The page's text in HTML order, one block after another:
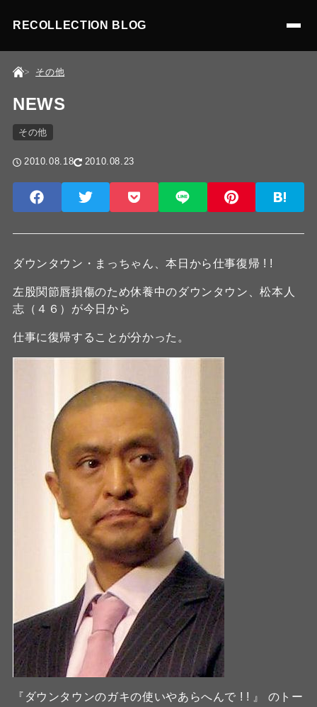
RECOLLECTION BLOG
その他
NEWS
その他
2010.08.18 2010.08.23
ダウンタウン・まっちゃん、本日から仕事復帰 ! !
左股関節唇損傷のため休養中のダウンタウン、松本人
志（４６）が今日から
仕事に復帰することが分かった。
『ダウンタウンのガキの使いやあらへんで ! ! 』 のトー